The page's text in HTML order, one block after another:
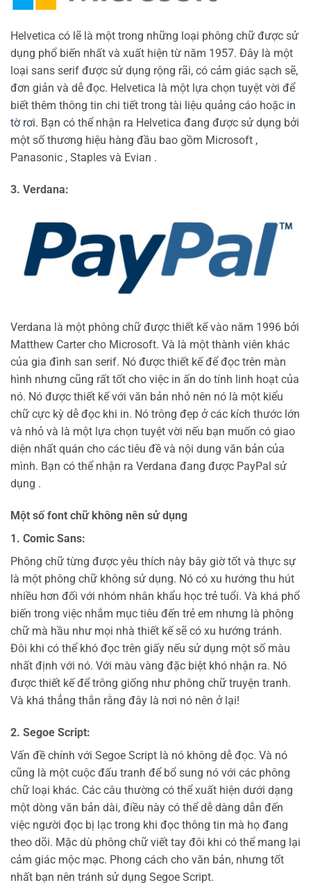
Helvetica có lẽ là một trong những loại phông chữ được sử
dụng phổ biến nhất và xuất hiện từ năm 1957. Đây là một
loại sans serif được sử dụng rộng rãi, có cảm giác sạch sẽ,
đơn giản và dễ đọc. Helvetica là một lựa chọn tuyệt vời để
biết thêm thông tin chi tiết trong tài liệu quảng cáo hoặc in
tờ rơi. Bạn có thể nhận ra Helvetica đang được sử dụng bởi
một số thương hiệu hàng đầu bao gồm Microsoft ,
Panasonic , Staples và Evian .
3. Verdana:
Verdana là một phông chữ được thiết kế vào năm 1996 bởi
Matthew Carter cho Microsoft. Và là một thành viên khác
của gia đình san serif. Nó được thiết kế để đọc trên màn
hình nhưng cũng rất tốt cho việc in ấn do tính linh hoạt của
nó. Nó được thiết kế với văn bản nhỏ nên nó là một kiểu
chữ cực kỳ dễ đọc khi in. Nó trông đẹp ở các kích thước lớn
và nhỏ và là một lựa chọn tuyệt vời nếu bạn muốn có giao
diện nhất quán cho các tiêu đề và nội dung văn bản của
mình. Bạn có thể nhận ra Verdana đang được PayPal sử
dụng .
Một số font chữ không nên sử dụng
1. Comic Sans:
Phông chữ từng được yêu thích này bây giờ tốt và thực sự
là một phông chữ không sử dụng. Nó có xu hướng thu hút
nhiều hơn đối với nhóm nhân khẩu học trẻ tuổi. Và khá phổ
biến trong việc nhắm mục tiêu đến trẻ em nhưng là phông
chữ mà hầu như mọi nhà thiết kế sẽ có xu hướng tránh.
Đôi khi có thể khó đọc trên giấy nếu sử dụng một số màu
nhất định với nó. Với màu vàng đặc biệt khó nhận ra. Nó
được thiết kế để trông giống như phông chữ truyện tranh.
Và khá thẳng thắn rằng đây là nơi nó nên ở lại!
2. Segoe Script:
Vấn đề chính với Segoe Script là nó không dễ đọc. Và nó
cũng là một cuộc đấu tranh để bổ sung nó với các phông
chữ loại khác. Các câu thường có thể xuất hiện dưới dạng
một dòng văn bản dài, điều này có thể dễ dàng dẫn đến
việc người đọc bị lạc trong khi đọc thông tin mà họ đang
theo dõi. Mặc dù phông chữ viết tay đôi khi có thể mang lại
cảm giác mộc mạc. Phong cách cho văn bản, nhưng tốt
nhất bạn nên tránh sử dụng Segoe Script.